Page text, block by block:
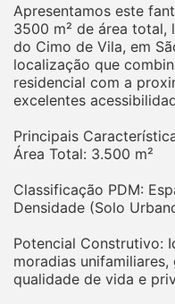
Apresentamos este
3500 m² de área total,
do Cimo de Vila, em
localização que
residencial com a
excelentes
Principais
Área Total: 3.500 m²
Classificação PDM:
Densidade (Solo
Potencial Construtivo:
moradias
qualidade de vida e